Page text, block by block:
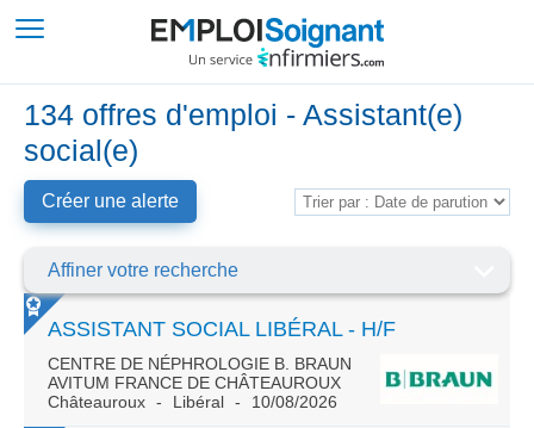
134 offres d'emploi - Assistant(e)
social(e)
Créer une alerte
Affiner votre recherche
ASSISTANT SOCIAL LIBÉRAL - H/F
CENTRE DE NÉPHROLOGIE B. BRAUN
AVITUM FRANCE DE CHÂTEAUROUX
Châteauroux
Libéral 10/08/2026